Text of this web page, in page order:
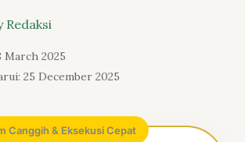
Redaksi
March 2025
25 December 2025
Canggih & Eksekusi Cepat